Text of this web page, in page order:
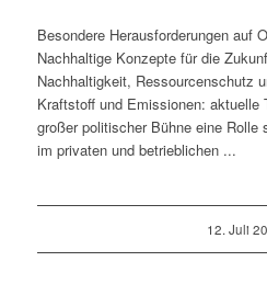
Besondere Herausforderungen auf
Nachhaltige Konzepte für die
Nachhaltigkeit, Ressourcenschutz
Kraftstoff und Emissionen: aktuelle
großer politischer Bühne eine Rolle
im privaten und betrieblichen ...
12. Juli